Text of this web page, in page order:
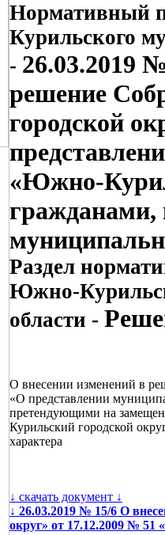
Нормативный
Курильского
- 26.03.2019
решение
городской
«Южно-
Раздел
Южно-
области -
О внесении изменений в
«О представлении
претендующими на
Курильский городской
характера
↓ скачать документ ↓
↓ 26.03.2019 № 15/6 О
округ» от 17.12.2009 №